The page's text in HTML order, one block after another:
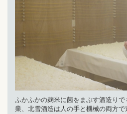
ふかふかの麹米に菌をまぶす酒造り
業、北雪酒造は人の手と機械の両方